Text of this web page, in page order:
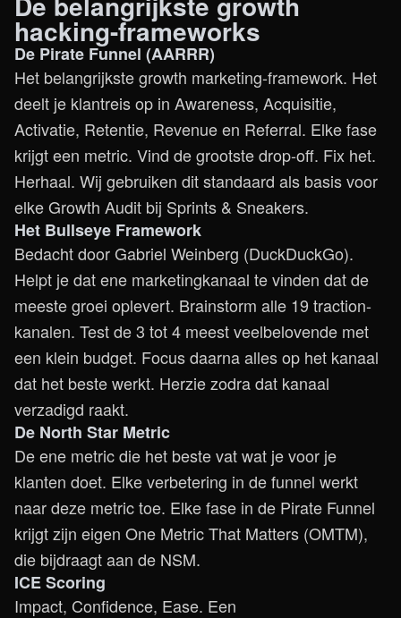
hacking-frameworks
De Pirate Funnel (AARRR)
Het belangrijkste growth marketing-framework. Het
deelt je klantreis op in Awareness, Acquisitie,
Activatie, Retentie, Revenue en Referral. Elke fase
krijgt een metric. Vind de grootste drop-off. Fix het.
Herhaal. Wij gebruiken dit standaard als basis voor
elke Growth Audit bij Sprints & Sneakers.
Het Bullseye Framework
Bedacht door Gabriel Weinberg (DuckDuckGo).
Helpt je dat ene marketingkanaal te vinden dat de
meeste groei oplevert. Brainstorm alle 19 traction-
kanalen. Test de 3 tot 4 meest veelbelovende met
een klein budget. Focus daarna alles op het kanaal
dat het beste werkt. Herzie zodra dat kanaal
verzadigd raakt.
De North Star Metric
De ene metric die het beste vat wat je voor je
klanten doet. Elke verbetering in de funnel werkt
naar deze metric toe. Elke fase in de Pirate Funnel
krijgt zijn eigen One Metric That Matters (OMTM),
die bijdraagt aan de NSM.
ICE Scoring
Impact, Confidence, Ease. Een